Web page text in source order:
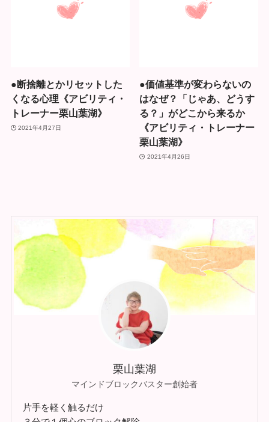
●断捨離とかリセットした
くなる心理《アビリティ・
トレーナー栗山葉湖》
2021年4月27日
●価値基準が変わらないの
はなぜ？「じゃあ、どうす
る？」がどこから来るか
《アビリティ・トレーナー
栗山葉湖》
2021年4月26日
栗山葉湖
マインドブロックバスター創始者
片手を軽く触るだけ